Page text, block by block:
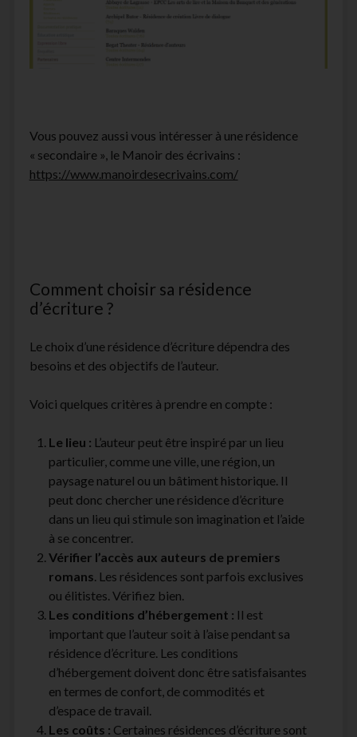
Vous pouvez aussi vous intéresser à une résidence
« secondaire », le Manoir des écrivains :
https://www.manoirdesecrivains.com/
Comment choisir sa résidence
d’écriture ?
Le choix d’une résidence d’écriture dépendra des
besoins et des objectifs de l’auteur.
Voici quelques critères à prendre en compte :
Le lieu : L’auteur peut être inspiré par un lieu
particulier, comme une ville, une région, un
paysage naturel ou un bâtiment historique. Il
peut donc chercher une résidence d’écriture
dans un lieu qui stimule son imagination et l’aide
à se concentrer.
Vérifier l’accès aux auteurs de premiers
romans. Les résidences sont parfois exclusives
ou élitistes. Vérifiez bien.
Les conditions d’hébergement : Il est
important que l’auteur soit à l’aise pendant sa
résidence d’écriture. Les conditions
d’hébergement doivent donc être satisfaisantes
en termes de confort, de commodités et
d’espace de travail.
Les coûts : Certaines résidences d’écriture sont